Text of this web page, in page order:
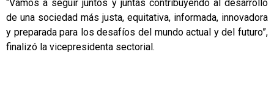
“Vamos a seguir juntos y juntas contribuyendo al desarrollo
de una sociedad más justa, equitativa, informada, innovadora
y preparada para los desafíos del mundo actual y del futuro”,
finalizó la vicepresidenta sectorial.